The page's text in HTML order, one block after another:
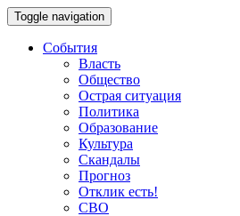
Toggle navigation
События
Власть
Общество
Острая ситуация
Политика
Образование
Культура
Скандалы
Прогноз
Отклик есть!
СВО